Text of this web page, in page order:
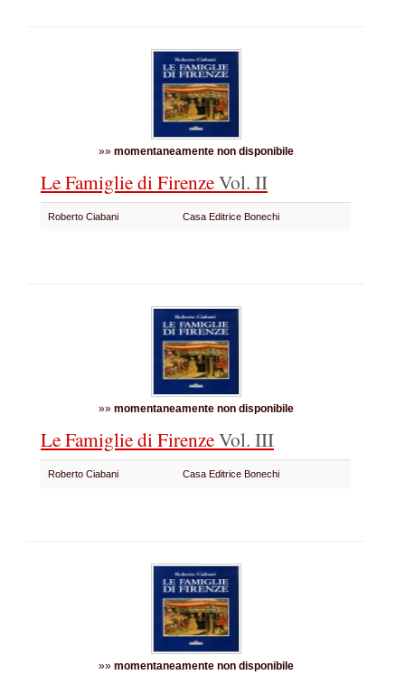
»» momentaneamente non disponibile
Le Famiglie di FirenzeVol. II
Roberto Ciabani Casa Editrice Bonechi
»» momentaneamente non disponibile
Le Famiglie di FirenzeVol. III
Roberto Ciabani Casa Editrice Bonechi
»» momentaneamente non disponibile